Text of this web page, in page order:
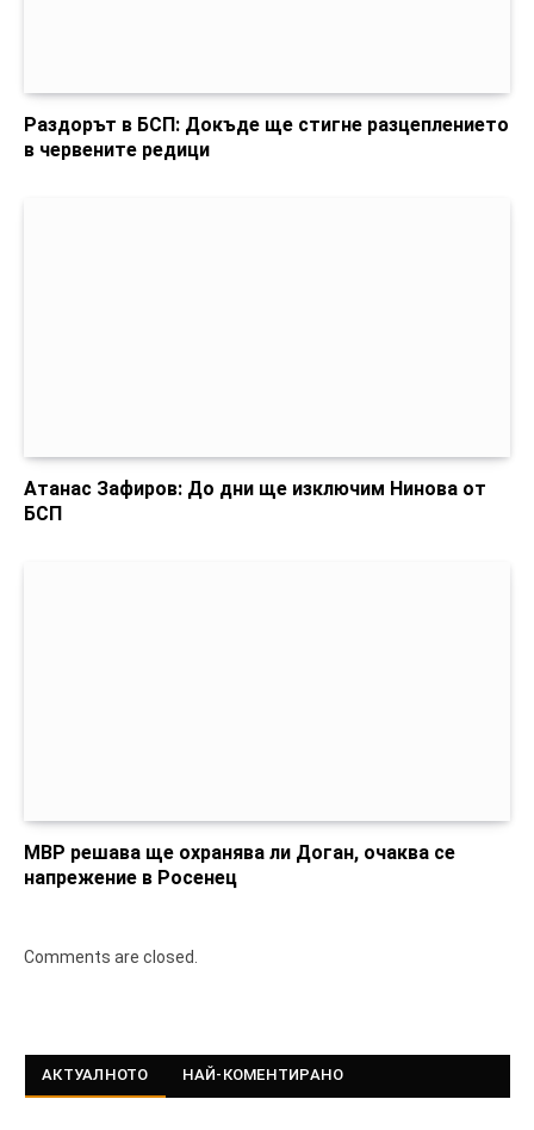
Раздорът в БСП: Докъде ще стигне разцеплението
в червените редици
Атанас Зафиров: До дни ще изключим Нинова от
БСП
МВР решава ще охранява ли Доган, очаква се
напрежение в Росенец
Comments are closed.
АКТУАЛНОТО НАЙ-КОМЕНТИРАНО